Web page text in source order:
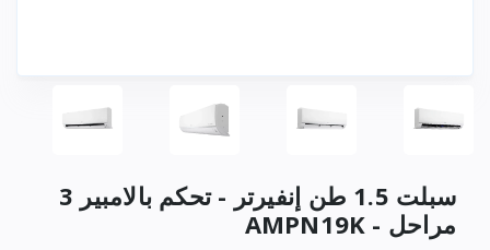
سبلت 1.5 طن إنفيرتر - تحكم بالامبير 3
مراحل - AMPN19K